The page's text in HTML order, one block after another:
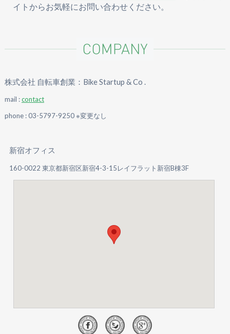
イトからお気軽にお問い合わせください。
株式会社 自転車創業：Bike Startup & Co .
mail :contact
phone : 03-5797-9250 ※変更なし
新宿オフィス
160-0022 東京都新宿区新宿4-3-15レイフラット新宿B棟3F